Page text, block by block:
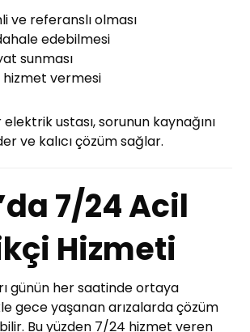
ve referanslı olması
edebilmesi
sunması
vermesi
ustası, sorunun kaynağını
ve kalıcı çözüm sağlar.
7/24 Acil
Hizmeti
günün her saatinde ortaya
gece yaşanan arızalarda çözüm
Bu yüzden 7/24 hizmet veren